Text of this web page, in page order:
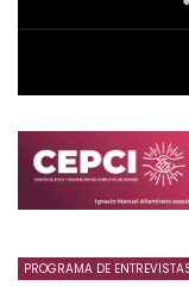
PROGRAMA DE